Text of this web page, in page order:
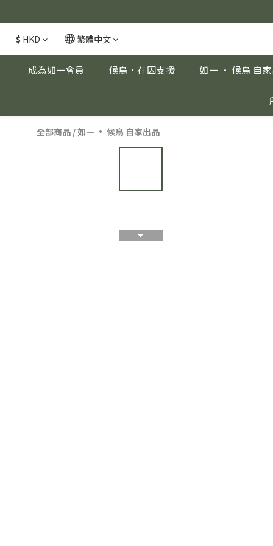
$ HKD 繁體中文
成為如一會員 候鳥．在囚支援 如一 · 候鳥 自
全部商品 /如一 · 候鳥 自家出品